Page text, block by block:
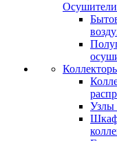
Осушители
Узлы